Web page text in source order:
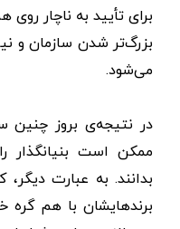
برای تأیید به ناچار
بزرگ‌تر شدن سازمان و
می‌شود.
در نتیجه‌ی بروز چنین
ممکن است بنیانگذار
بدانند. به عبارت دیگر،
برندهایشان با هم